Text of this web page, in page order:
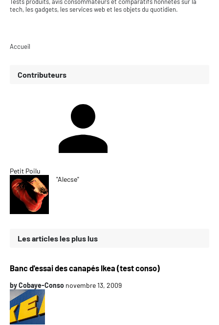
tech, les gadgets, les services web et les objets du quotidien.
Accueil
Contributeurs
Petit Poilu
"Alecse"
Les articles les plus lus
Banc d'essai des canapés Ikea (test conso)
byCobaye-Conso novembre 13, 2009